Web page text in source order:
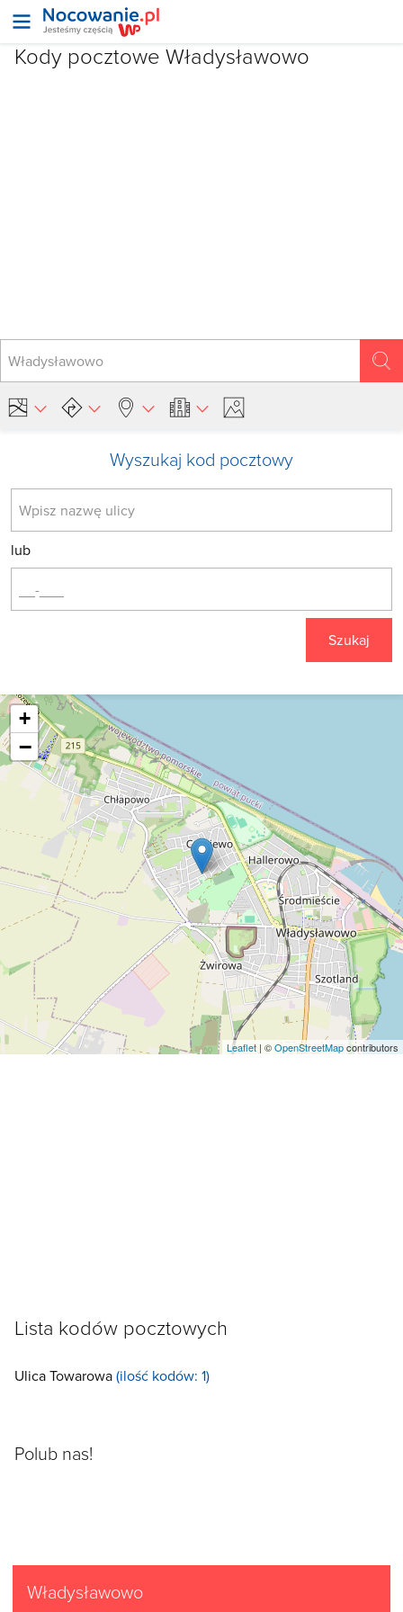
Kody pocztowe Władysławowo
Wyszukaj kod pocztowy
lub
Szukaj
+
−
Leaflet | ©OpenStreetMapcontributors
Lista kodów pocztowych
Ulica Towarowa(ilość kodów: 1)
Polub nas!
Władysławowo